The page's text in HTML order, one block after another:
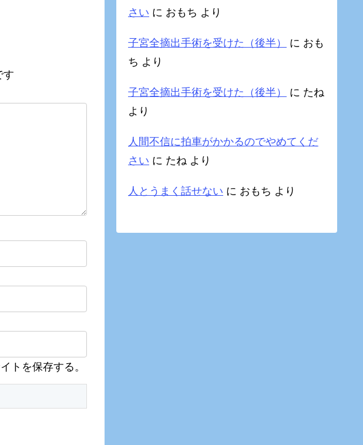
す
トを保存する。
さい に おもち より
子宮全摘出手術を受けた（後半） に おも
ち より
子宮全摘出手術を受けた（後半） に たね
より
人間不信に拍車がかかるのでやめてくだ
さい に たね より
人とうまく話せない に おもち より